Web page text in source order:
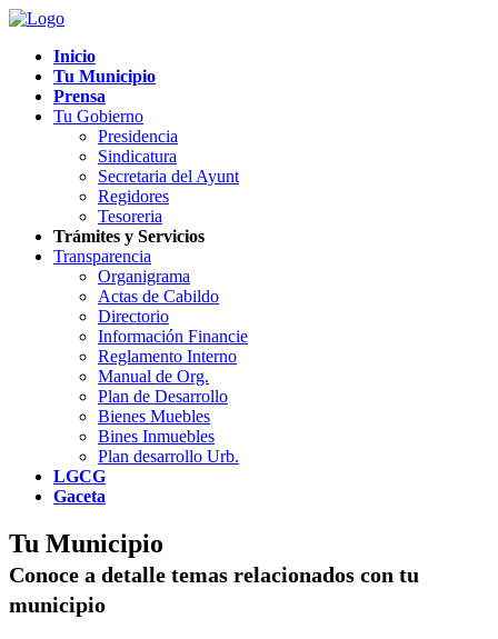
Inicio
Tu Municipio
Prensa
Tu Gobierno
Presidencia
Sindicatura
Secretaria del Ayunt
Regidores
Tesoreria
Trámites y Servicios
Transparencia
Organigrama
Actas de Cabildo
Directorio
Información Financie
Reglamento Interno
Manual de Org.
Plan de Desarrollo
Bienes Muebles
Bines Inmuebles
Plan desarrollo Urb.
LGCG
Gaceta
Tu Municipio
Conoce a detalle temas relacionados con tu
municipio